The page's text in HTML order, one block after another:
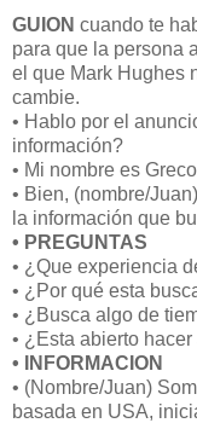
GUION cuando te
para que la persona
el que Mark Hughes
cambie.
• Hablo por el
información?
• Mi nombre es
• Bien, (nombre/
la información que
• PREGUNTAS
• ¿Que experiencia
• ¿Por qué esta
• ¿Busca algo de
• ¿Esta abierto
• INFORMACION
• (Nombre/Juan)
basada en USA,